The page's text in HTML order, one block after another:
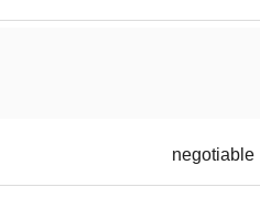
negotiable